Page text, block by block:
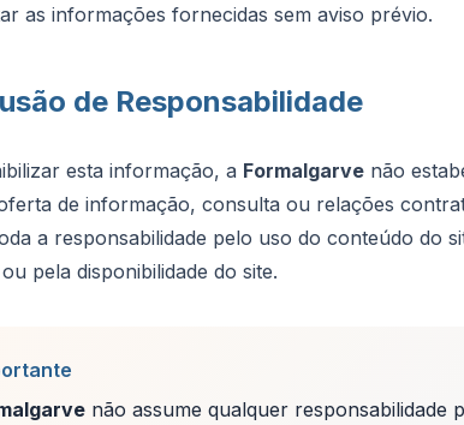
as informações fornecidas sem aviso prévio.
de Responsabilidade
esta informação, a Formalgarve não
de informação, consulta ou relações
a responsabilidade pelo uso do conteúdo do
pela disponibilidade do site.
não assume qualquer responsabilidade